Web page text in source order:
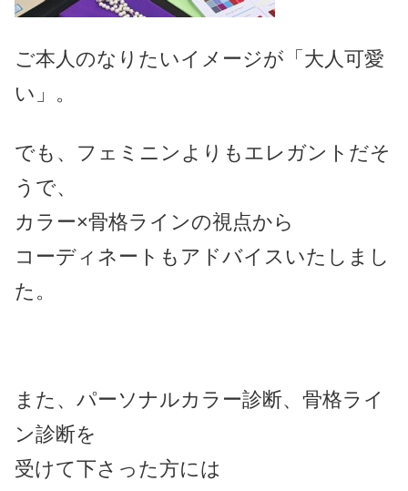
ご本人のなりたいイメージが「大人可愛
い」。
でも、フェミニンよりもエレガントだそ
うで、
カラー×骨格ラインの視点から
コーディネートもアドバイスいたしまし
た。
また、パーソナルカラー診断、骨格ライ
ン診断を
受けて下さった方には